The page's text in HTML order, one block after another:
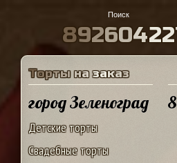
89260422
Торты на заказ
город Зеленоград
Детские торты
Свадебные торты